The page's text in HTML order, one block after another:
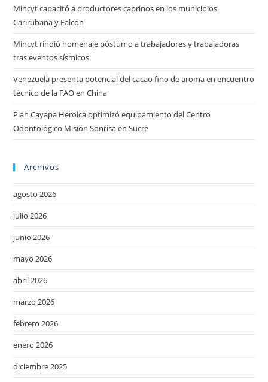
Mincyt capacitó a productores caprinos en los municipios
Carirubana y Falcón
Mincyt rindió homenaje póstumo a trabajadores y trabajadoras
tras eventos sísmicos
Venezuela presenta potencial del cacao fino de aroma en encuentro
técnico de la FAO en China
Plan Cayapa Heroica optimizó equipamiento del Centro
Odontológico Misión Sonrisa en Sucre
Archivos
agosto 2026
julio 2026
junio 2026
mayo 2026
abril 2026
marzo 2026
febrero 2026
enero 2026
diciembre 2025